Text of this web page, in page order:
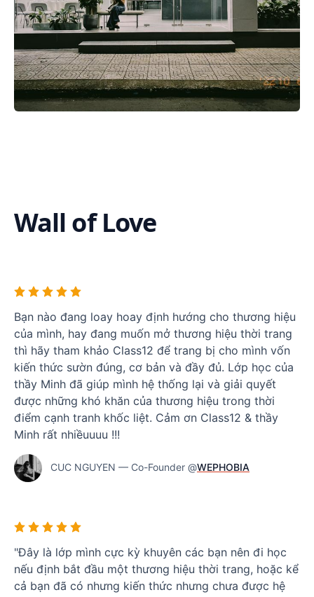
Wall of Love
Bạn nào đang loay hoay định hướng cho thương hiệu
của mình, hay đang muốn mở thương hiệu thời trang
thì hãy tham khảo Class12 để trang bị cho mình vốn
kiến thức sườn đúng, cơ bản và đầy đủ. Lớp học của
thầy Minh đã giúp mình hệ thống lại và giải quyết
được những khó khăn của thương hiệu trong thời
điểm cạnh tranh khốc liệt. Cảm ơn Class12 & thầy
Minh rất nhiềuuuu !!!
CUC NGUYEN — Co-Founder @WEPHOBIA
"Đây là lớp mình cực kỳ khuyên các bạn nên đi học
nếu định bắt đầu một thương hiệu thời trang, hoặc kể
cả bạn đã có nhưng kiến thức nhưng chưa được hệ